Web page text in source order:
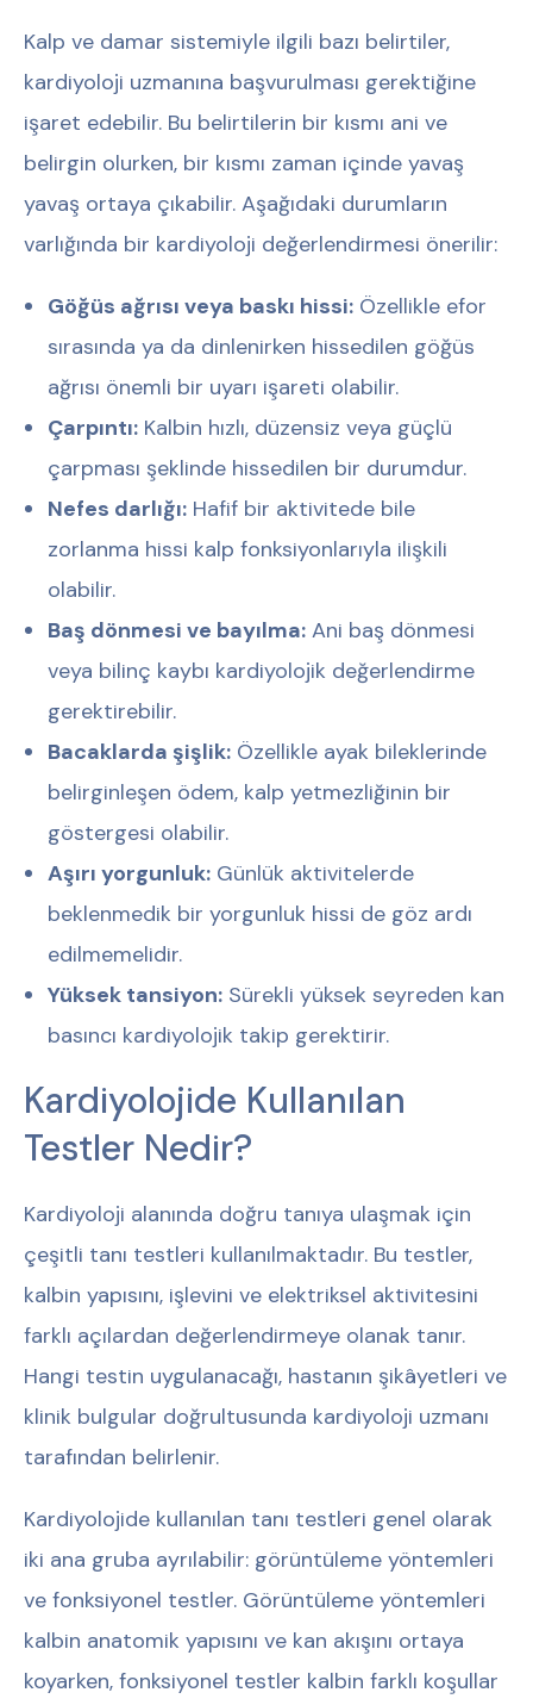
Kalp ve damar sistemiyle ilgili bazı belirtiler,
kardiyoloji uzmanına başvurulması gerektiğine
işaret edebilir. Bu belirtilerin bir kısmı ani ve
belirgin olurken, bir kısmı zaman içinde yavaş
yavaş ortaya çıkabilir. Aşağıdaki durumların
varlığında bir kardiyoloji değerlendirmesi önerilir:
Göğüs ağrısı veya baskı hissi: Özellikle efor
sırasında ya da dinlenirken hissedilen göğüs
ağrısı önemli bir uyarı işareti olabilir.
Çarpıntı: Kalbin hızlı, düzensiz veya güçlü
çarpması şeklinde hissedilen bir durumdur.
Nefes darlığı: Hafif bir aktivitede bile
zorlanma hissi kalp fonksiyonlarıyla ilişkili
olabilir.
Baş dönmesi ve bayılma: Ani baş dönmesi
veya bilinç kaybı kardiyolojik değerlendirme
gerektirebilir.
Bacaklarda şişlik: Özellikle ayak bileklerinde
belirginleşen ödem, kalp yetmezliğinin bir
göstergesi olabilir.
Aşırı yorgunluk: Günlük aktivitelerde
beklenmedik bir yorgunluk hissi de göz ardı
edilmemelidir.
Yüksek tansiyon: Sürekli yüksek seyreden kan
basıncı kardiyolojik takip gerektirir.
Kardiyolojide Kullanılan
Testler Nedir?
Kardiyoloji alanında doğru tanıya ulaşmak için
çeşitli tanı testleri kullanılmaktadır. Bu testler,
kalbin yapısını, işlevini ve elektriksel aktivitesini
farklı açılardan değerlendirmeye olanak tanır.
Hangi testin uygulanacağı, hastanın şikâyetleri ve
klinik bulgular doğrultusunda kardiyoloji uzmanı
tarafından belirlenir.
Kardiyolojide kullanılan tanı testleri genel olarak
iki ana gruba ayrılabilir: görüntüleme yöntemleri
ve fonksiyonel testler. Görüntüleme yöntemleri
kalbin anatomik yapısını ve kan akışını ortaya
koyarken, fonksiyonel testler kalbin farklı koşullar